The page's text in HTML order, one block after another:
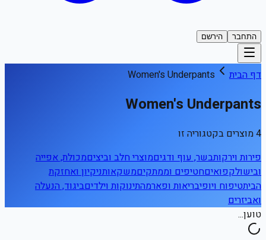
התחבר הירשם
דף הבית Women's Underpants
Women's Underpants
4 מוצרים בקטגוריה זו
פירות וירקותבשר, עוף ודגיםמוצרי חלב וביציםמכולת, אפייה
ובישולקפואיםחטיפים וממתקיםמשקאותניקיון ואחזקת
הביתטיפוח ויופיבריאות ופארמהתינוקות וילדיםביגוד, הנעלה
ואביזרים
טוען...